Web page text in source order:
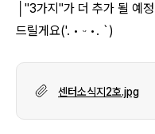
│"3가지"가 더 추가 될 예
드릴게요('. • ᵕ •. `)
센터소식지2호.jpg